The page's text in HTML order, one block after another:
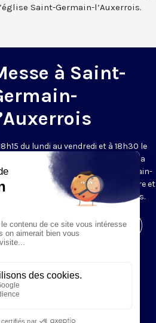
Saint-Germain-l’Auxerrois.
à Saint-
du lundi au vendredi et à 18h30 le
et dimanche, KTO retransmet la
en direct de l'église Saint-Germain-
grâce au recteur archiprêtre et
chapelains de Notre-Dame de Paris.
Visiter la page de l'émission